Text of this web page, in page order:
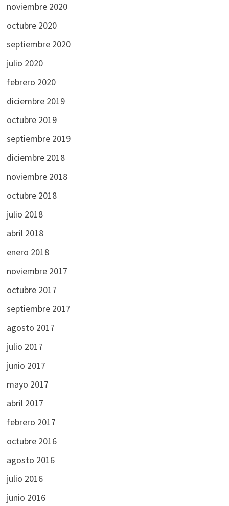
noviembre 2020
octubre 2020
septiembre 2020
julio 2020
febrero 2020
diciembre 2019
octubre 2019
septiembre 2019
diciembre 2018
noviembre 2018
octubre 2018
julio 2018
abril 2018
enero 2018
noviembre 2017
octubre 2017
septiembre 2017
agosto 2017
julio 2017
junio 2017
mayo 2017
abril 2017
febrero 2017
octubre 2016
agosto 2016
julio 2016
junio 2016